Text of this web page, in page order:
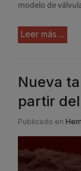
modelo de
Leer más ...
Nueva
partir
Publicado en